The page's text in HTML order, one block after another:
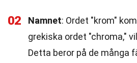
02 Namnet: Ordet "krom"
grekiska ordet "chroma,"
Detta beror på de många